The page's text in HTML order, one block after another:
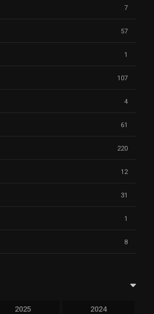
7
57
1
107
4
61
220
12
31
1
8
2025 2024